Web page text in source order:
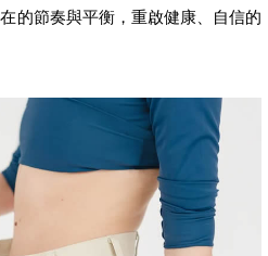
的節奏與平衡，重啟健康、自信的